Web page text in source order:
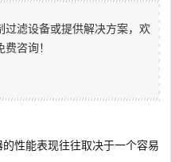
过滤设备或提供解决方案，欢
咨询！
性能表现往往取决于一个容易